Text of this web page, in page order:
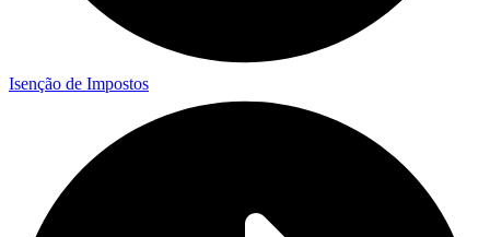
Isenção de Impostos